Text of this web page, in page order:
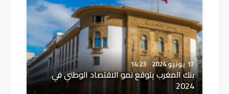
17 يونيو 2024 14:23
بنك المغرب يتوقع نمو الاقتصاد الوطني في
2024